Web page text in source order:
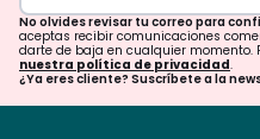
No olvides revisar tu correo para
aceptas recibir comunicaciones
darte de baja en cualquier
nuestra política de privacidad.
¿Ya eres cliente? Suscríbete a la